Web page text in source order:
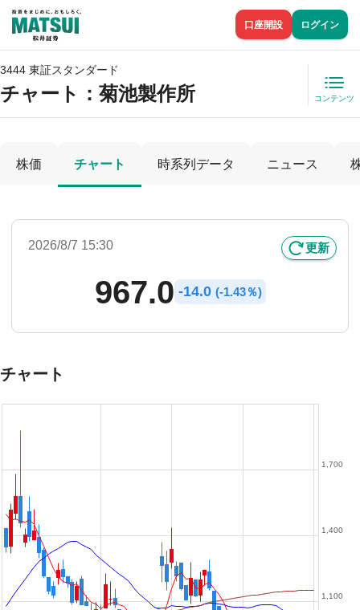
口座開設 ログイン
3444 東証スタンダード
チャート： 菊池製作所 コンテンツ
株価 チャート 時系列データ ニュース
2026/8/7 15:30 更新
967.0 -14.0 (-1.43％)
チャート
1,100
1,400
1,700